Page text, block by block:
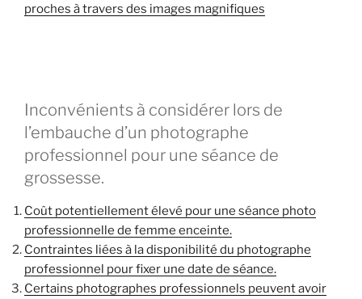
proches à travers des images magnifiques
Inconvénients à considérer lors de
l’embauche d’un photographe
professionnel pour une séance de
grossesse.
Coût potentiellement élevé pour une séance photo
professionnelle de femme enceinte.
Contraintes liées à la disponibilité du photographe
professionnel pour fixer une date de séance.
Certains photographes professionnels peuvent avoir